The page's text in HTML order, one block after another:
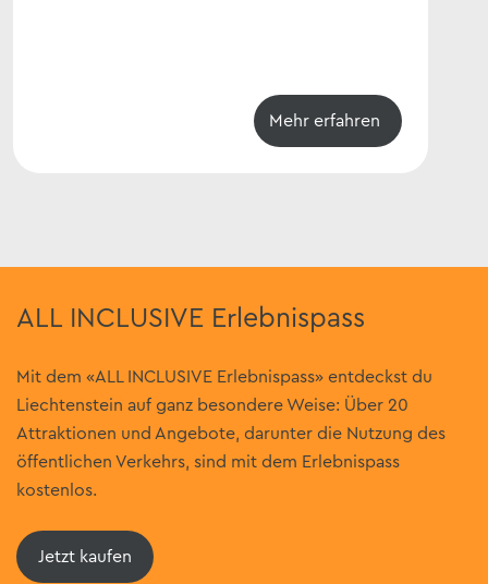
Mehr erfahren
ALL INCLUSIVE Erlebnispass
Mit dem «ALL INCLUSIVE Erlebnispass» entdeckst du
Liechtenstein auf ganz besondere Weise: Über 20
Attraktionen und Angebote, darunter die Nutzung des
öffentlichen Verkehrs, sind mit dem Erlebnispass
kostenlos.
Jetzt kaufen